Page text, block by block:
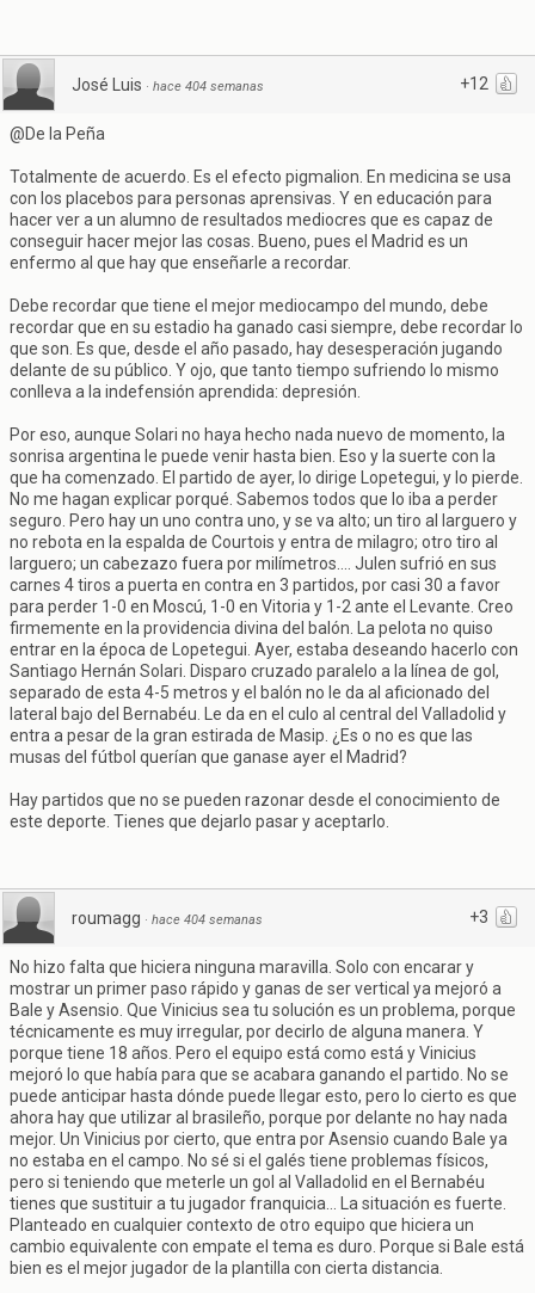
+12
José Luis · hace 404 semanas
@De la Peña
Totalmente de acuerdo. Es el efecto pigmalion. En medicina se usa
con los placebos para personas aprensivas. Y en educación para
hacer ver a un alumno de resultados mediocres que es capaz de
conseguir hacer mejor las cosas. Bueno, pues el Madrid es un
enfermo al que hay que enseñarle a recordar.
Debe recordar que tiene el mejor mediocampo del mundo, debe
recordar que en su estadio ha ganado casi siempre, debe recordar lo
que son. Es que, desde el año pasado, hay desesperación jugando
delante de su público. Y ojo, que tanto tiempo sufriendo lo mismo
conlleva a la indefensión aprendida: depresión.
Por eso, aunque Solari no haya hecho nada nuevo de momento, la
sonrisa argentina le puede venir hasta bien. Eso y la suerte con la
que ha comenzado. El partido de ayer, lo dirige Lopetegui, y lo pierde.
No me hagan explicar porqué. Sabemos todos que lo iba a perder
seguro. Pero hay un uno contra uno, y se va alto; un tiro al larguero y
no rebota en la espalda de Courtois y entra de milagro; otro tiro al
larguero; un cabezazo fuera por milímetros.... Julen sufrió en sus
carnes 4 tiros a puerta en contra en 3 partidos, por casi 30 a favor
para perder 1-0 en Moscú, 1-0 en Vitoria y 1-2 ante el Levante. Creo
firmemente en la providencia divina del balón. La pelota no quiso
entrar en la época de Lopetegui. Ayer, estaba deseando hacerlo con
Santiago Hernán Solari. Disparo cruzado paralelo a la línea de gol,
separado de esta 4-5 metros y el balón no le da al aficionado del
lateral bajo del Bernabéu. Le da en el culo al central del Valladolid y
entra a pesar de la gran estirada de Masip. ¿Es o no es que las
musas del fútbol querían que ganase ayer el Madrid?
Hay partidos que no se pueden razonar desde el conocimiento de
este deporte. Tienes que dejarlo pasar y aceptarlo.
+3
roumagg · hace 404 semanas
No hizo falta que hiciera ninguna maravilla. Solo con encarar y
mostrar un primer paso rápido y ganas de ser vertical ya mejoró a
Bale y Asensio. Que Vinicius sea tu solución es un problema, porque
técnicamente es muy irregular, por decirlo de alguna manera. Y
porque tiene 18 años. Pero el equipo está como está y Vinicius
mejoró lo que había para que se acabara ganando el partido. No se
puede anticipar hasta dónde puede llegar esto, pero lo cierto es que
ahora hay que utilizar al brasileño, porque por delante no hay nada
mejor. Un Vinicius por cierto, que entra por Asensio cuando Bale ya
no estaba en el campo. No sé si el galés tiene problemas físicos,
pero si teniendo que meterle un gol al Valladolid en el Bernabéu
tienes que sustituir a tu jugador franquicia... La situación es fuerte.
Planteado en cualquier contexto de otro equipo que hiciera un
cambio equivalente con empate el tema es duro. Porque si Bale está
bien es el mejor jugador de la plantilla con cierta distancia.